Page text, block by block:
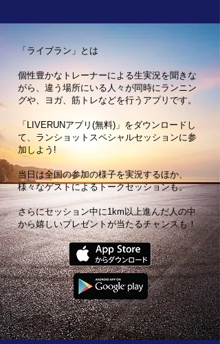
「ライブラン」とは
個性豊かなトレーナーによる生実況を聞きな
がら、違う場所にいる人々が同時にランニン
グや、ヨガ、筋トレなどを行うアプリです。
「LIVERUNアプリ(無料)」をダウンロードし
て、ランショットスペシャルセッションに参
加しよう!
当日は全国の参加の様子を実況するほか、
様々なゲストによるトークセッションも。
さらにセッション中に1km以上進んだ人の中
から嬉しいプレゼントが当たるチャンスも！